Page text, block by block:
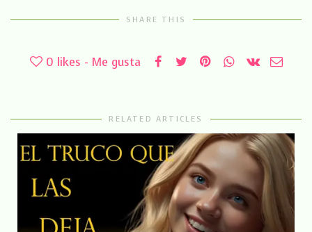
SHARE THIS
0 likes - Me gusta
RELATED ARTICLES